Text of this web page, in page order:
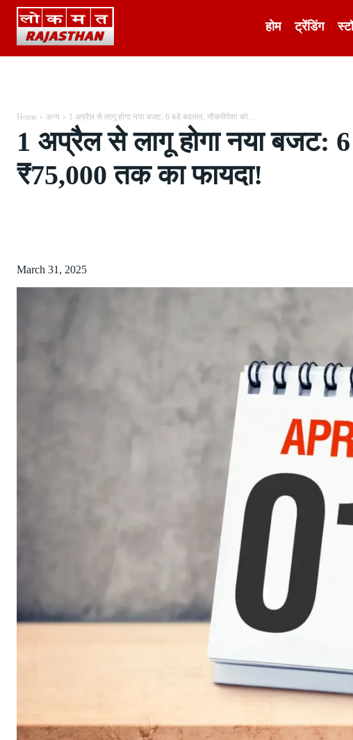
होम ट्रेंडिंग
Home अन्य 1 अप्रैल से लागू होगा नया बजट: 6 बड़े बदलाव, नौकरीपेशा को...
1 अप्रैल से लागू होगा नया बजट:
₹75,000 तक का फायदा!
March 31, 2025